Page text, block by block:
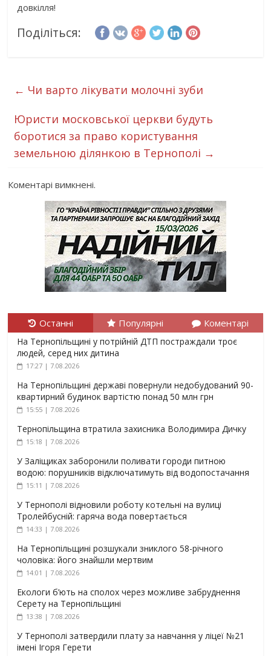
довкілля!
Поділіться:
← Чи варто лікувати молочні зуби
Юристи московської церкви будуть
боротися за право користування
земельною ділянкою в Тернополі →
Коментарі вимкнені.
Останні Популярні Коментарі
На Тернопільщині у потрійній ДТП постраждали троє
людей, серед них дитина
17:27 | 7.08.2026
На Тернопільщині державі повернули недобудований 90-
квартирний будинок вартістю понад 50 млн грн
15:55 | 7.08.2026
Тернопільщина втратила захисника Володимира Дичку
15:18 | 7.08.2026
У Заліщиках заборонили поливати городи питною
водою: порушників відключатимуть від водопостачання
15:11 | 7.08.2026
У Тернополі відновили роботу котельні на вулиці
Тролейбусній: гаряча вода повертається
14:33 | 7.08.2026
На Тернопільщині розшукали зниклого 58-річного
чоловіка: його знайшли мертвим
14:01 | 7.08.2026
Екологи б’ють на сполох через можливе забруднення
Серету на Тернопільщині
13:38 | 7.08.2026
У Тернополі затвердили плату за навчання у ліцеї №21
імені Ігоря Герети